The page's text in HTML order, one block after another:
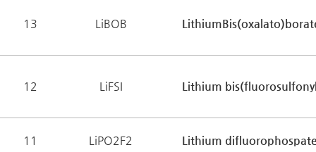
13 LiBOB
12 LiFSI Lithium
11 LiPO2F2 Lithium